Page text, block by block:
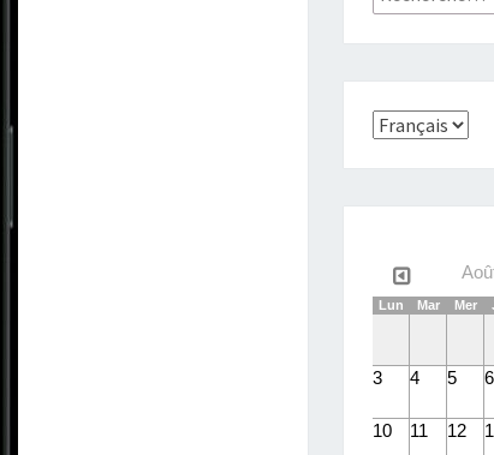
Choisir
Lun Mar Mer
3 4 5 6
10 11 12